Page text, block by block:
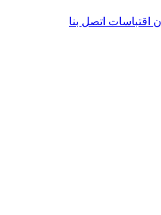
اقتباسات اتصل بنا